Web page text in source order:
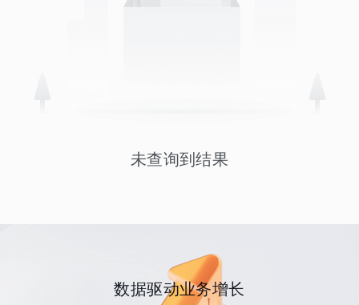
未查询到结果
数据驱动业务增长